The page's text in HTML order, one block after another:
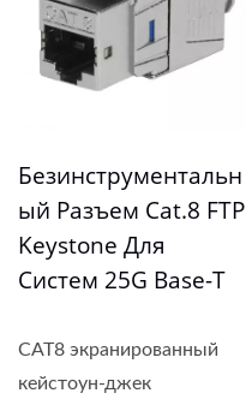
Безинструментальн
Ый Разъем Cat.8 FTP
Keystone Для
Систем 25G Base-T
CAT8 экранированный
кейстоун-джек